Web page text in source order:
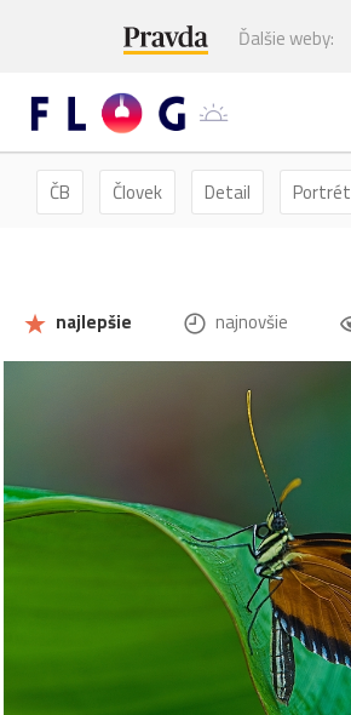
Ďalšie weby:
ČB Človek Detail Portrét
najlepšie najnovšie